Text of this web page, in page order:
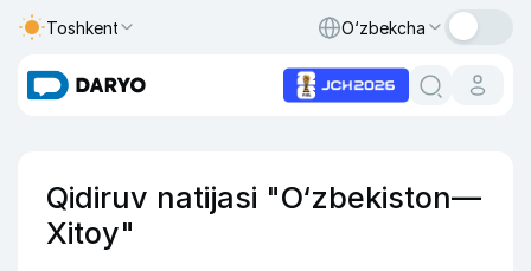
Toshkent O‘zbekcha
Qidiruv natijasi "O‘zbekiston—
Xitoy"